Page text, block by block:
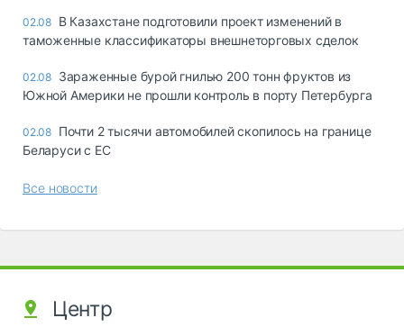
02.08 В Казахстане подготовили проект изменений в
таможенные классификаторы внешнеторговых сделок
02.08 Зараженные бурой гнилью 200 тонн фруктов из
Южной Америки не прошли контроль в порту Петербурга
02.08 Почти 2 тысячи автомобилей скопилось на границе
Беларуси с ЕС
Все новости
Центр